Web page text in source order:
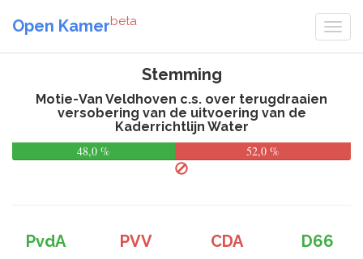
Open Kamerbeta
Stemming
Motie-Van Veldhoven c.s. over terugdraaien
versobering van de uitvoering van de
Kaderrichtlijn Water
48,0 %
52,0 %
PvdA PVV CDA
D66